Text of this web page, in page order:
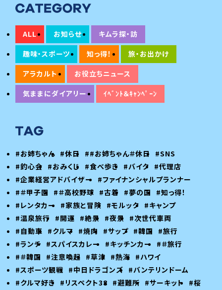
ALL お知らせ
キムラ探・訪
趣味・スポーツ
知っ得！
旅・お出かけ
アラカルト
お役立ちニュース
気ままにダイアリー
ｲﾍﾞﾝﾄ＆ｷｬﾝﾍﾟｰﾝ
#お姉ちゃん #休日 ##お姉ちゃん＃休日
#SNS
#釣心会 #おみくじ #食べ歩き #バイク #代理店
#企業経営アドバイザー
#ファイナンシャルプランナー
#＃甲子園
#＃高校野球 #古着 #夢の国
#知っ得！
#レンタカー
#家族と冒険 #モルック #キャンプ
#温泉旅行
#開運 #絶景 #夜景 #次世代車両
#自動車 #クルマ #焼肉 #サップ #韓国
#旅行
#ランチ #スパイスカレー #キッチンカー
#＃旅行
#＃韓国
#注意喚起 #草津 #熱海 #ハワイ
#スポーツ観戦 #中日ドラゴンズ #バンテリンドーム
#クルマ好き
#リスペクト38 #避難所 #サーキット
#桜